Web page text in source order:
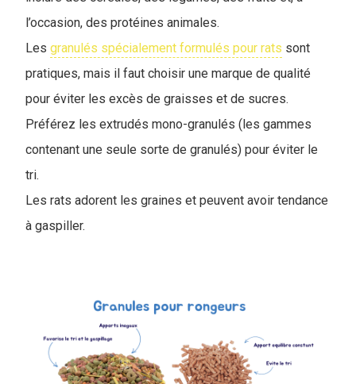
l’occasion, des protéines animales.
Les granulés spécialement formulés pour rats sont
pratiques, mais il faut choisir une marque de qualité
pour éviter les excès de graisses et de sucres.
Préférez les extrudés mono-granulés (les gammes
contenant une seule sorte de granulés) pour éviter le
tri.
Les rats adorent les graines et peuvent avoir tendance
à gaspiller.